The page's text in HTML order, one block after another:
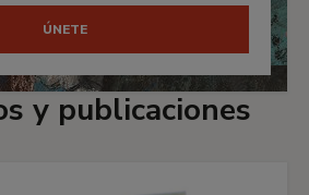
ÚNETE
y publicaciones